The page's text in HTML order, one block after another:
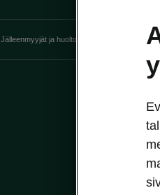
Jälleenmyyjät ja huolto Heti vapaat Škoda-
Osta Škoda
Škoda
Škodan Vakuutus